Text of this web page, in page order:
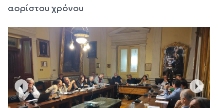
αορίστου χρόνου